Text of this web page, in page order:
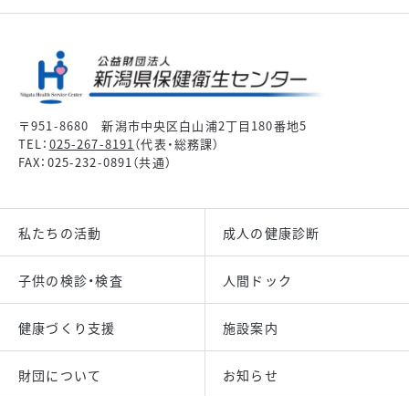
〒951-8680 新潟市中央区白山浦2丁目180番地5
TEL： 025-267-8191（代表・総務課）
FAX：025-232-0891（共通）
私たちの活動 成人の健康診断
子供の検診・検査 人間ドック
健康づくり支援 施設案内
財団について お知らせ